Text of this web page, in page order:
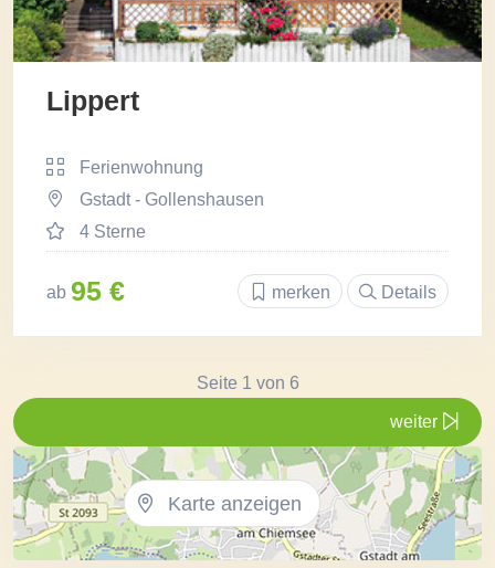
Lippert
Ferienwohnung
Gstadt - Gollenshausen
4 Sterne
ab 95 € merken Details
Seite 1 von 6
weiter
Karte anzeigen